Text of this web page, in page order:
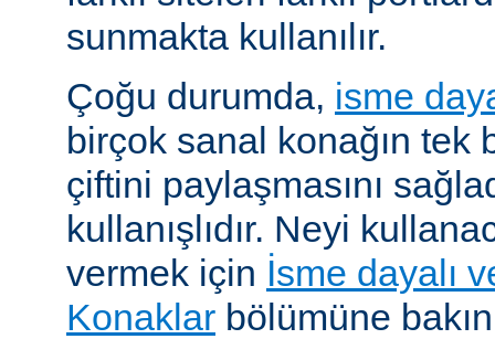
sunmakta kullanılır.
Çoğu durumda, isme
birçok sanal konağın tek
çiftini paylaşmasını
kullanışlıdır. Neyi
vermek için İsme dayalı
Konaklar bölümüne